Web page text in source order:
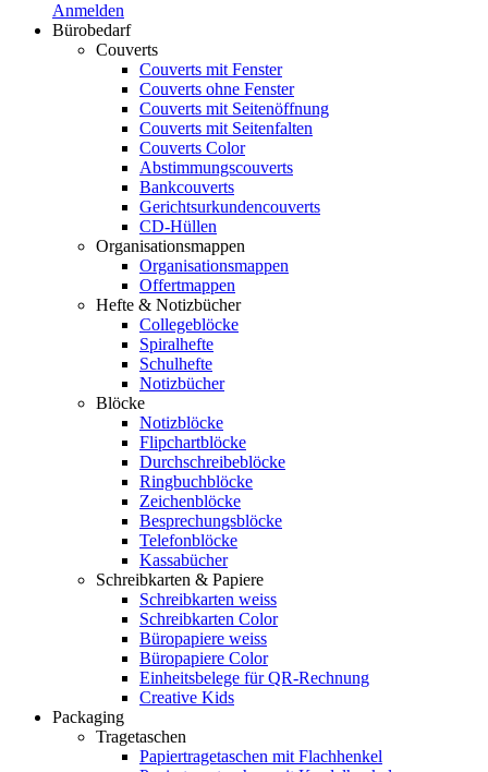
Anmelden
Bürobedarf
Couverts
Couverts mit Fenster
Couverts ohne Fenster
Couverts mit Seitenöffnung
Couverts mit Seitenfalten
Couverts Color
Abstimmungscouverts
Bankcouverts
Gerichtsurkundencouverts
CD-Hüllen
Organisationsmappen
Organisationsmappen
Offertmappen
Hefte & Notizbücher
Collegeblöcke
Spiralhefte
Schulhefte
Notizbücher
Blöcke
Notizblöcke
Flipchartblöcke
Durchschreibeblöcke
Ringbuchblöcke
Zeichenblöcke
Besprechungsblöcke
Telefonblöcke
Kassabücher
Schreibkarten & Papiere
Schreibkarten weiss
Schreibkarten Color
Büropapiere weiss
Büropapiere Color
Einheitsbelege für QR-Rechnung
Creative Kids
Packaging
Tragetaschen
Papiertragetaschen mit Flachhenkel